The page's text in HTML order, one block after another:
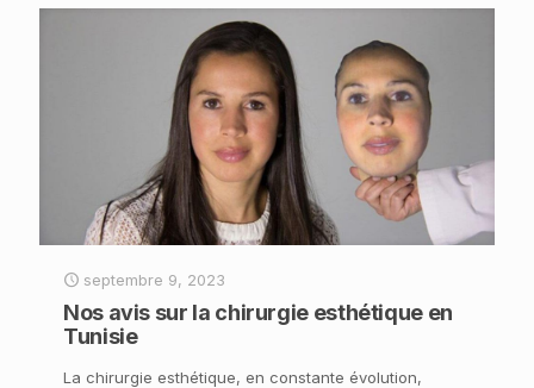
septembre 9, 2023
Nos avis sur la chirurgie esthétique en
Tunisie
La chirurgie esthétique, en constante évolution,